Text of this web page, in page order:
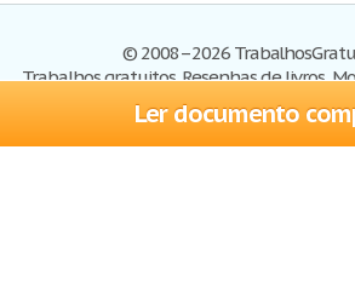
Ler documento
© 2008–2026
Trabalhos gratuitos, Resenhas de livros,